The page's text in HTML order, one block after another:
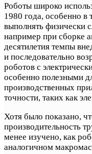
Роботы широко
1980 года, особенно в
выполнять физически
например при сборке
десятилетия темпы
и последовательно
роботов с
особенно полезными
производственных
точности, таких как
Хотя было показано,
производительность
менее изучено, как
аналогичном